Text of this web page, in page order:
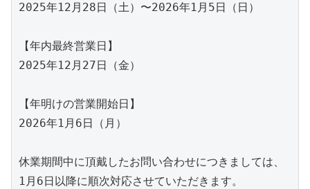
2025年12月28日（土）〜2026年1月5日（日）
【年内最終営業日】
2025年12月27日（金）
【年明けの営業開始日】
2026年1月6日（月）
休業期間中に頂戴したお問い合わせにつきましては、
1月6日以降に順次対応させていただきます。